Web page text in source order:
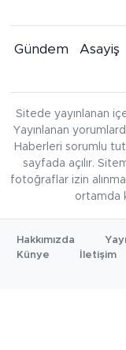
Gündem Asayiş
Sitede yayınlanan
Yayınlanan
Haberleri sorumlu
sayfada açılır.
fotoğraflar izin
ortamda
Hakkımızda
Künye
İletişim